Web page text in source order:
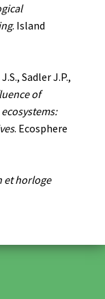
. Island
Sadler J.P.,
of
. Ecosphere
et horloge